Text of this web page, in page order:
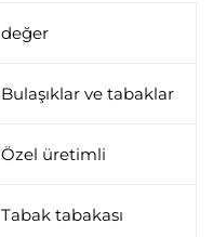
değer
Bulaşıklar ve tabaklar
Özel üretimli
Tabak tabakası